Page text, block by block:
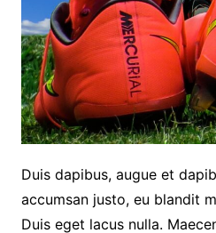
Duis dapibus, augue et
accumsan justo, eu blandit
Duis eget lacus nulla.